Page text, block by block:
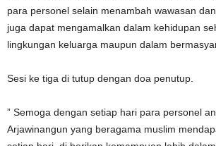
para personel selain menambah wawasan
juga dapat mengamalkan dalam kehidupan
lingkungan keluarga maupun dalam
Sesi ke tiga di tutup dengan doa penutup.
” Semoga dengan setiap hari para personel
Arjawinangun yang beragama muslim